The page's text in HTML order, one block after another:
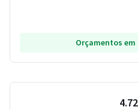
Orçamentos
4.72